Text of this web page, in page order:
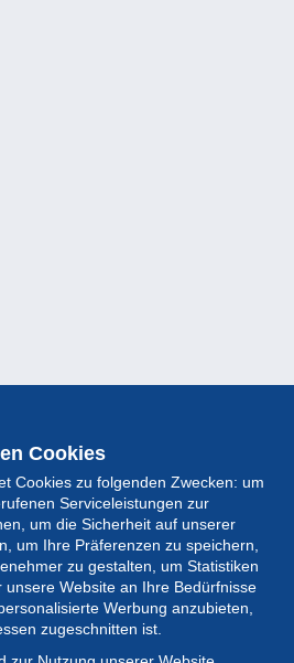
Cookies
Cookies zu folgenden Zwecken: um
Serviceleistungen zur
um die Sicherheit auf unserer
um Ihre Präferenzen zu speichern,
zu gestalten, um Statistiken
Website an Ihre Bedürfnisse
Werbung anzubieten,
zugeschnitten ist.